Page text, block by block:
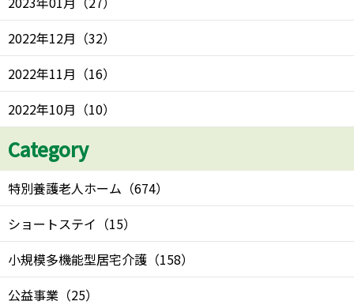
2022年12月 （32）
2022年11月 （16）
2022年10月 （10）
Category
特別養護老人ホーム （674）
ショートステイ （15）
小規模多機能型居宅介護 （158）
公益事業 （25）